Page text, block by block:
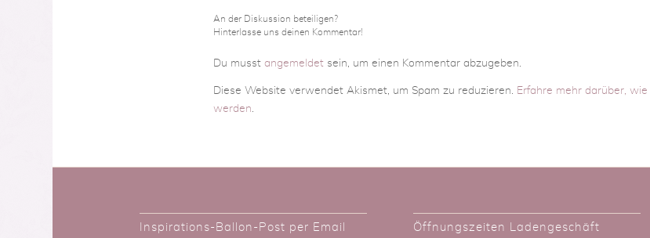
An der Diskussion beteiligen?
Hinterlasse uns deinen Kommentar!
Du musst angemeldet sein, um einen Kommentar abzugeben.
Diese Website verwendet Akismet, um Spam zu reduzieren.
Erfahre mehr darüber,
werden
Inspirations-Ballon-Post per Email Öffnungszeiten Ladengeschäft